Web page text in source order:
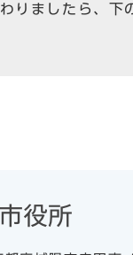
りましたら、下